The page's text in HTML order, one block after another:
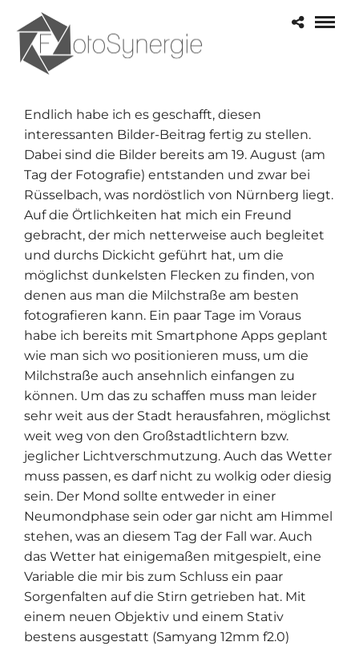
Endlich habe ich es geschafft, diesen
interessanten Bilder-Beitrag fertig zu stellen.
Dabei sind die Bilder bereits am 19. August (am
Tag der Fotografie) entstanden und zwar bei
Rüsselbach, was nordöstlich von Nürnberg liegt.
Auf die Örtlichkeiten hat mich ein Freund
gebracht, der mich netterweise auch begleitet
und durchs Dickicht geführt hat, um die
möglichst dunkelsten Flecken zu finden, von
denen aus man die Milchstraße am besten
fotografieren kann. Ein paar Tage im Voraus
habe ich bereits mit Smartphone Apps geplant
wie man sich wo positionieren muss, um die
Milchstraße auch ansehnlich einfangen zu
können. Um das zu schaffen muss man leider
sehr weit aus der Stadt herausfahren, möglichst
weit weg von den Großstadtlichtern bzw.
jeglicher Lichtverschmutzung. Auch das Wetter
muss passen, es darf nicht zu wolkig oder diesig
sein. Der Mond sollte entweder in einer
Neumondphase sein oder gar nicht am Himmel
stehen, was an diesem Tag der Fall war. Auch
das Wetter hat einigemaßen mitgespielt, eine
Variable die mir bis zum Schluss ein paar
Sorgenfalten auf die Stirn getrieben hat. Mit
einem neuen Objektiv und einem Stativ
bestens ausgestatt (Samyang 12mm f2.0)